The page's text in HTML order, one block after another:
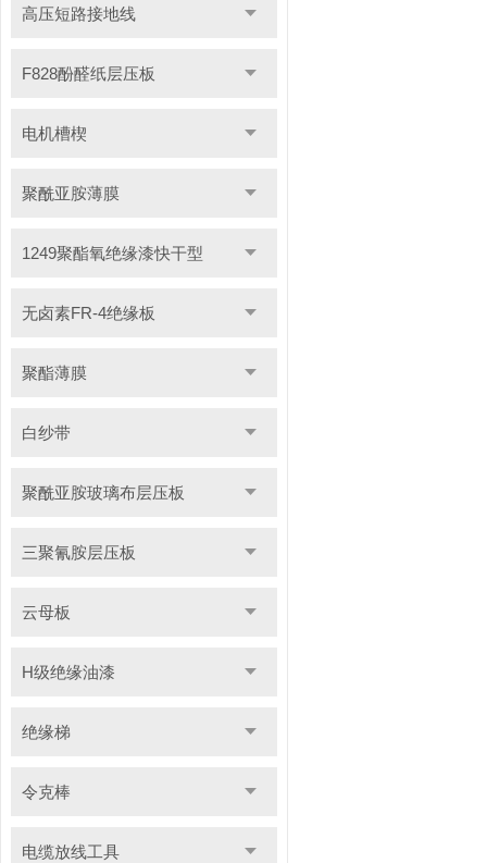
高压短路接地线
F828酚醛纸层压板
电机槽楔
聚酰亚胺薄膜
1249聚酯氧绝缘漆快干型
无卤素FR-4绝缘板
聚酯薄膜
白纱带
聚酰亚胺玻璃布层压板
三聚氰胺层压板
云母板
H级绝缘油漆
绝缘梯
令克棒
电缆放线工具